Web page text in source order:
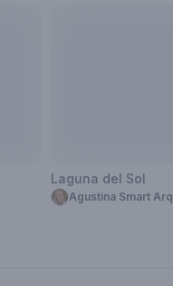
Laguna del Sol
Agustina Smart Arq